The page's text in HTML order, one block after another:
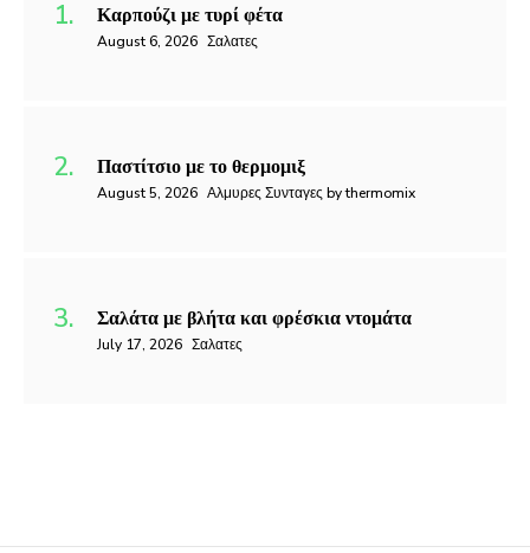
Καρπούζι με τυρί φέτα
August 6, 2026 Σαλατες
Παστίτσιο με το θερμομιξ
August 5, 2026 Αλμυρες Συνταγες by thermomix
Σαλάτα με βλήτα και φρέσκια ντομάτα
July 17, 2026 Σαλατες